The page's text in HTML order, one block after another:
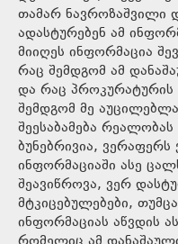
თამარ ნავროზაშვილი
ადასტურებენ ამ
მიიღეს ინფორმაცია
რაც შემდგომ ამ
და რაც პროკურატურის
შემდგომ მე
შეესაბამება
ბუნებრივია,
ინფორმაციაში ასე
შეავიწროვა, ვერ
მტკიცებულებები,
ინფორმაციას აწვდის